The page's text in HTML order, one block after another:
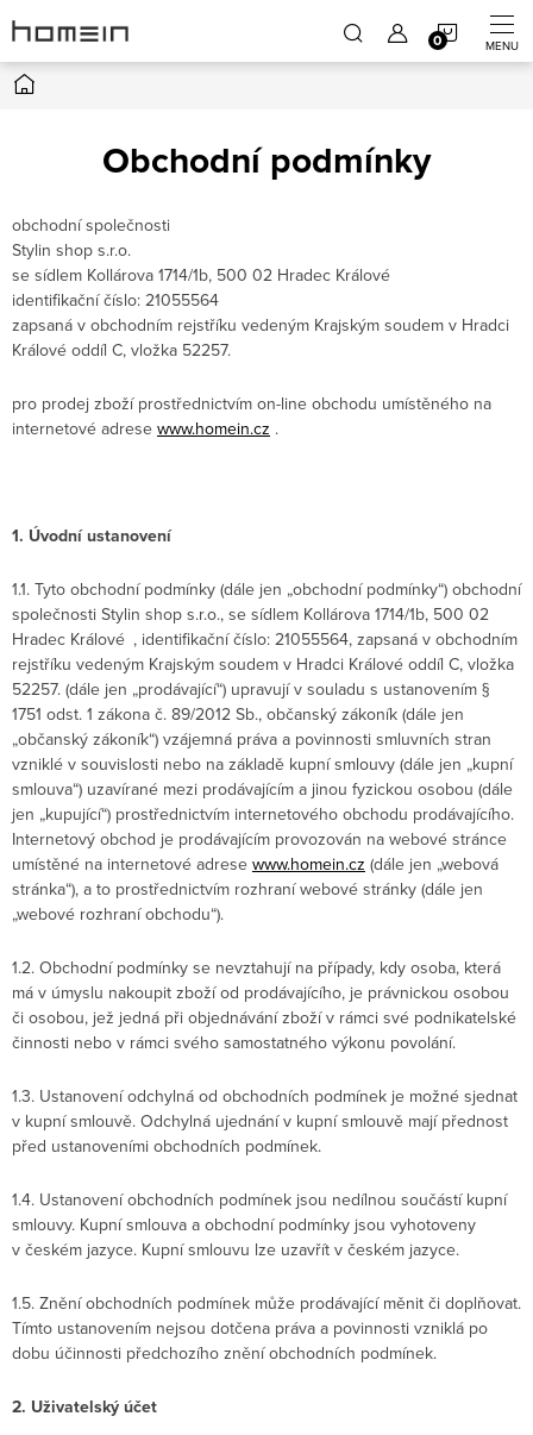
na
obsah
Domů
Obchodní podmínky
obchodní společnosti
Stylin shop s.r.o.
se sídlem Kollárova 1714/1b, 500 02 Hradec Králové
identifikační číslo: 21055564
zapsaná v obchodním rejstříku vedeným Krajským soudem v Hradci
Králové oddíl C, vložka 52257.
pro prodej zboží prostřednictvím on-line obchodu umístěného na
internetové adrese www.homein.cz .
1. Úvodní ustanovení
1.1. Tyto obchodní podmínky (dále jen „obchodní podmínky“) obchodní
společnosti Stylin shop s.r.o., se sídlem Kollárova 1714/1b, 500 02
Hradec Králové , identifikační číslo: 21055564, zapsaná v obchodním
rejstříku vedeným Krajským soudem v Hradci Králové oddíl C, vložka
52257. (dále jen „prodávající“) upravují v souladu s ustanovením §
1751 odst. 1 zákona č. 89/2012 Sb., občanský zákoník (dále jen
„občanský zákoník“) vzájemná práva a povinnosti smluvních stran
vzniklé v souvislosti nebo na základě kupní smlouvy (dále jen „kupní
smlouva“) uzavírané mezi prodávajícím a jinou fyzickou osobou (dále
jen „kupující“) prostřednictvím internetového obchodu prodávajícího.
Internetový obchod je prodávajícím provozován na webové stránce
umístěné na internetové adrese www.homein.cz (dále jen „webová
stránka“), a to prostřednictvím rozhraní webové stránky (dále jen
„webové rozhraní obchodu“).
1.2. Obchodní podmínky se nevztahují na případy, kdy osoba, která
má v úmyslu nakoupit zboží od prodávajícího, je právnickou osobou
či osobou, jež jedná při objednávání zboží v rámci své podnikatelské
činnosti nebo v rámci svého samostatného výkonu povolání.
1.3. Ustanovení odchylná od obchodních podmínek je možné sjednat
v kupní smlouvě. Odchylná ujednání v kupní smlouvě mají přednost
před ustanoveními obchodních podmínek.
1.4. Ustanovení obchodních podmínek jsou nedílnou součástí kupní
smlouvy. Kupní smlouva a obchodní podmínky jsou vyhotoveny
v českém jazyce. Kupní smlouvu lze uzavřít v českém jazyce.
1.5. Znění obchodních podmínek může prodávající měnit či doplňovat.
Tímto ustanovením nejsou dotčena práva a povinnosti vzniklá po
dobu účinnosti předchozího znění obchodních podmínek.
2. Uživatelský účet